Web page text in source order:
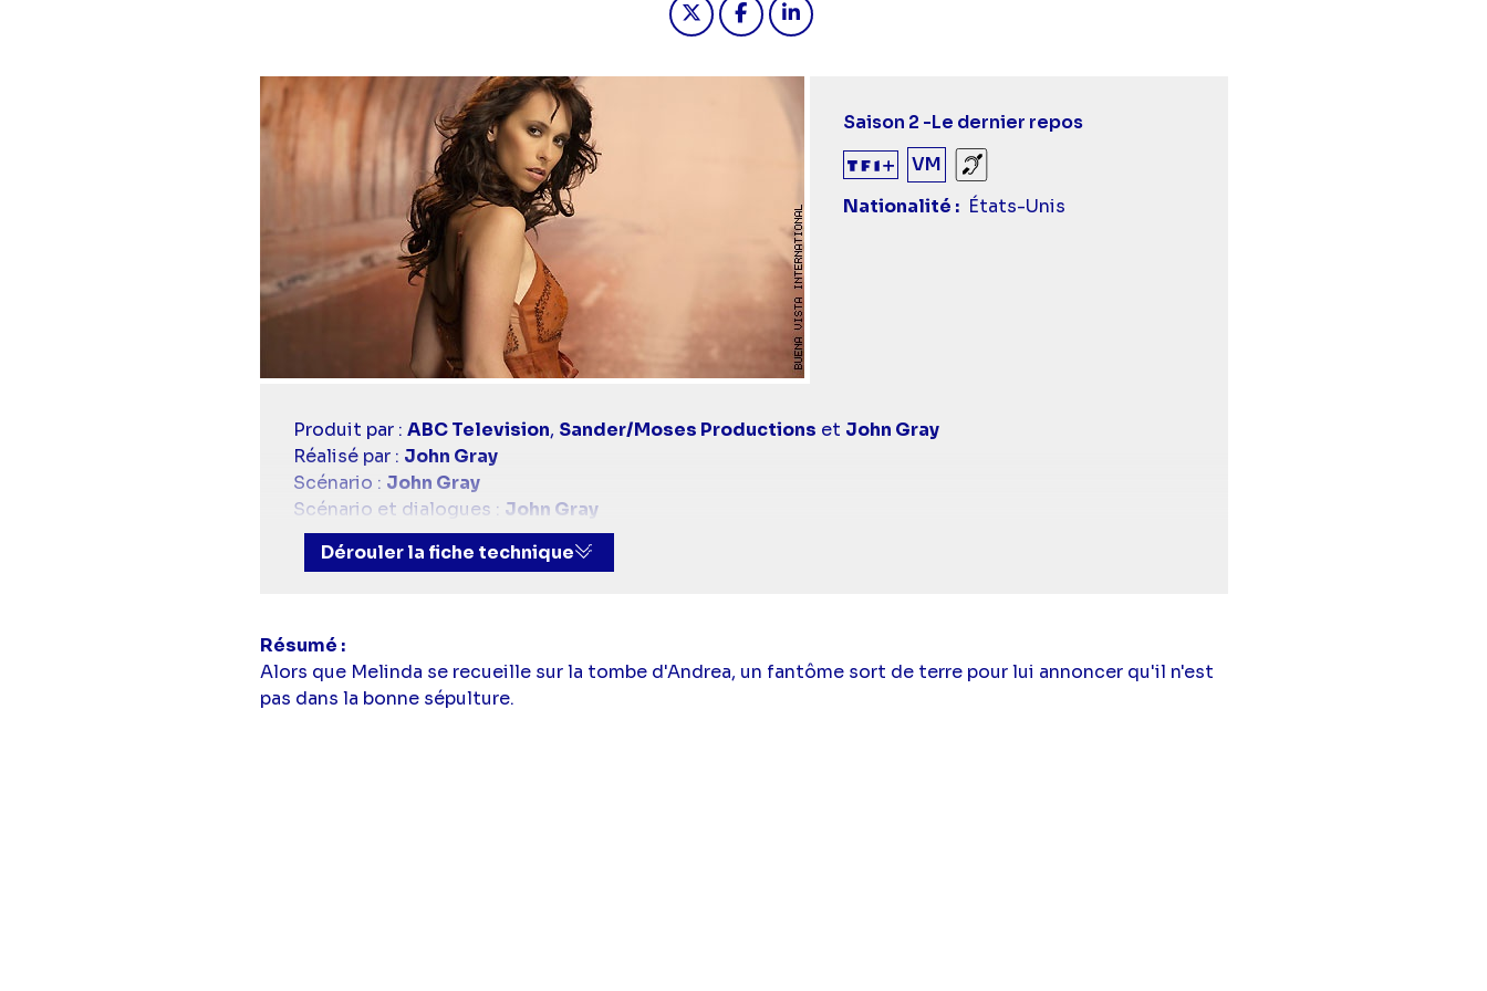
Saison 2 -Le dernier repos
VM
Sourds et malentendants
Nationalité
États-Unis
Casting
simba
Produit par : ABC Television, Sander/Moses Productions et John Gray
Réalisé par : John Gray
Scénario : John Gray
Scénario et dialogues : John Gray
Avec :Jennifer Love Hewitt(Melinda Gordon),
Moreno),Camrym Manheim(Delia Banks)
Dérouler la fiche technique
Résumé
Alors que Melinda se recueille sur la tombe d'Andrea, un fantôme sort de terre pour lui annoncer qu'il n'est
pas dans la bonne sépulture.